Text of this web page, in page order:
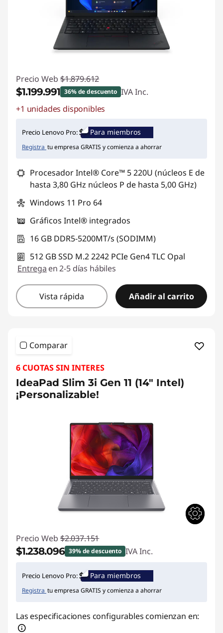
Precio Web $1.879.612
$1.199.991 36% de descuento IVA Inc.
Ahorros instantáneos :
+1 unidades disponibles
Precio Lenovo Pro: Para miembros
Registra tu empresa GRATIS y comienza a ahorrar
Procesador Intel® Core™ 5 220U (núcleos E de
hasta 3,80 GHz núcleos P de hasta 5,00 GHz)
Windows 11 Pro 64
Gráficos Intel® integrados
16 GB DDR5-5200MT/s (SODIMM)
512 GB SSD M.2 2242 PCIe Gen4 TLC Opal
Entrega en 2-5 días hábiles
Vista rápida Añadir al carrito
Comparar
6 CUOTAS SIN INTERES
IdeaPad Slim 3i Gen 11 (14" Intel)
¡Personalizable!
Precio Web $2.037.151
$1.238.096 39% de descuento IVA Inc.
Ahorros instantáneos :-$799.055
Precio Lenovo Pro: Para miembros
Registra tu empresa GRATIS y comienza a ahorrar
Las especificaciones configurables comienzan en: